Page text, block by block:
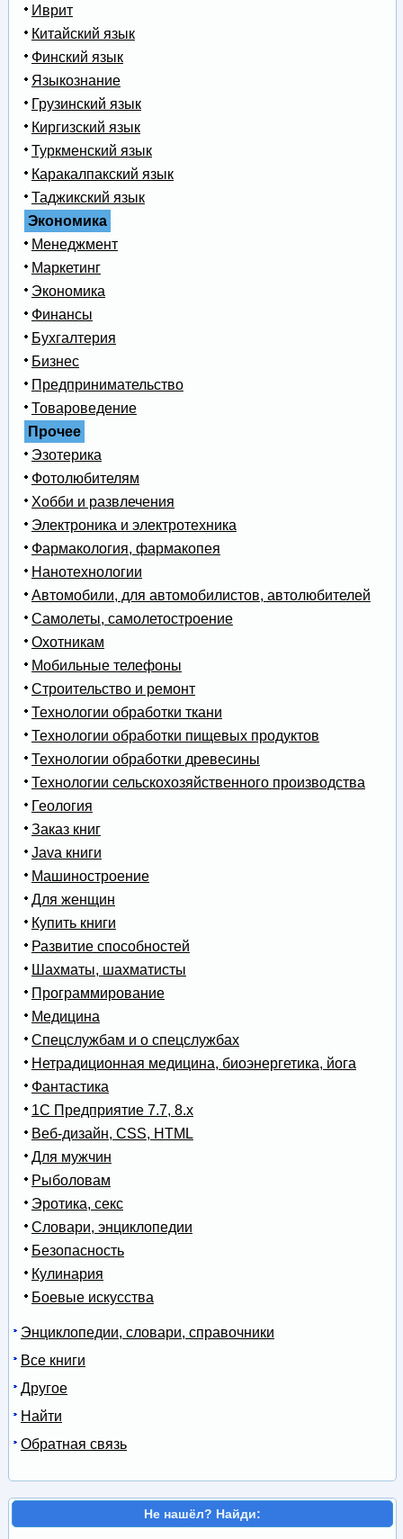
Иврит
Китайский язык
Финский язык
Языкознание
Грузинский язык
Киргизский язык
Туркменский язык
Каракалпакский язык
Таджикский язык
Экономика
Менеджмент
Маркетинг
Экономика
Финансы
Бухгалтерия
Бизнес
Предпринимательство
Товароведение
Прочее
Эзотерика
Фотолюбителям
Хобби и развлечения
Электроника и электротехника
Фармакология, фармакопея
Нанотехнологии
Автомобили, для автомобилистов, автолюбителей
Самолеты, самолетостроение
Охотникам
Мобильные телефоны
Строительство и ремонт
Технологии обработки ткани
Технологии обработки пищевых продуктов
Технологии обработки древесины
Технологии сельскохозяйственного производства
Геология
Заказ книг
Java книги
Машиностроение
Для женщин
Купить книги
Развитие способностей
Шахматы, шахматисты
Программирование
Медицина
Спецслужбам и о спецслужбах
Нетрадиционная медицина, биоэнергетика, йога
Фантастика
1С Предприятие 7.7, 8.x
Веб-дизайн, CSS, HTML
Для мужчин
Рыболовам
Эротика, секс
Словари, энциклопедии
Безопасность
Кулинария
Боевые искусства
Энциклопедии, словари, справочники
Все книги
Другое
Найти
Обратная связь
Не нашёл? Найди: